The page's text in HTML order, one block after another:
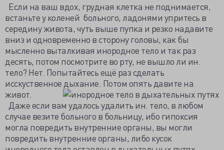
Если на ваш вдох, грудная клетка не поднимается,
встаньте у коленей больного, ладонями упритесь в
середину живота, чуть выше пупка и резко надавите
вниз и одновременно в сторону головы, как бы
мысленно выталкивая инородное тело и так раз
десять, потом посмотрите во рту, не вышло ли ин.
тело? Нет. Попытайтесь ещё раз сделать
исскуственное дыхание. Потом опять давите на
живот.
Даже если вам удалось удалить ин. тело, в любом
случае везите больного в больницу, ибо гипоксия
могла повредить внутренние органы, вы могли
повредить внутренние органы, либо кусок